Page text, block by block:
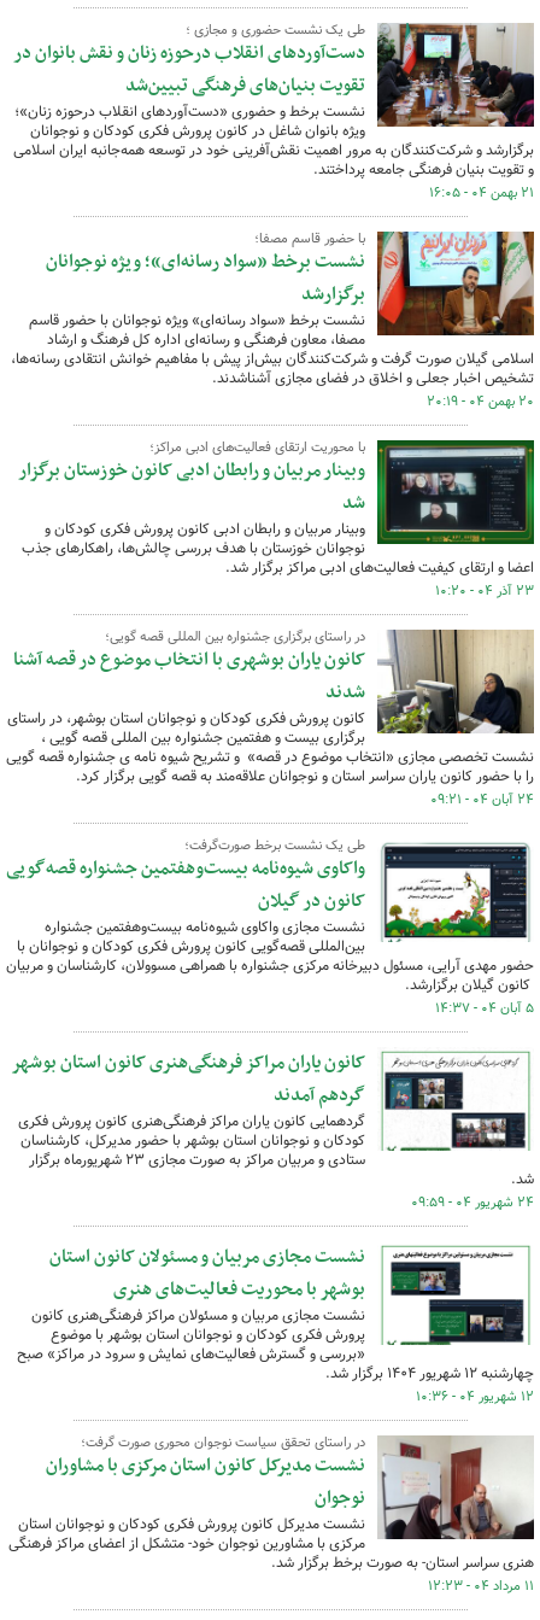
طی یک نشست حضوری و مجازی ؛
دست‌آوردهای انقلاب درحوزه زنان و نقش بانوان در
تقویت بنیان‌های فرهنگی تبیین‌شد
نشست برخط و حضوری «دست‌آوردهای انقلاب درحوزه زنان»؛
ویژه بانوان شاغل در کانون پرورش فکری کودکان و نوجوانان
برگزارشد و شرکت‌کنندگان به مرور اهمیت نقش‌آفرینی خود در توسعه همه‌جانبه ایران اسلامی
و تقویت بنیان فرهنگی جامعه پرداختند.
۲۱ بهمن ۰۴ - ۱۶:۰۵
با حضور قاسم مصفا؛
نشست برخط «سواد رسانه‌ای»؛ ویژه نوجوانان
برگزارشد
نشست برخط «سواد رسانه‌ای» ویژه نوجوانان با حضور قاسم
مصفا، معاون فرهنگی و رسانه‌ای اداره کل فرهنگ و ارشاد
اسلامی گیلان صورت گرفت و شرکت‌کنندگان بیش‌از پیش با مفاهیم خوانش انتقادی رسانه‌ها،
تشخیص اخبار جعلی و اخلاق در فضای مجازی آشناشدند.
۲۰ بهمن ۰۴ - ۲۰:۱۹
با محوریت ارتقای فعالیت‌های ادبی مراکز؛
وبینار مربیان و رابطان ادبی کانون خوزستان برگزار
شد
وبینار مربیان و رابطان ادبی کانون پرورش فکری کودکان و
نوجوانان خوزستان با هدف بررسی چالش‌ها، راهکارهای جذب
اعضا و ارتقای کیفیت فعالیت‌های ادبی مراکز برگزار شد.
۲۳ آذر ۰۴ - ۱۰:۲۰
در راستای برگزاری جشنواره بین المللی قصه گویی؛
کانون یاران بوشهری با انتخاب موضوع در قصه آشنا
شدند
کانون پرورش فکری کودکان و نوجوانان استان بوشهر، در راستای
برگزاری بیست و هفتمین جشنواره بین المللی قصه گویی ،
نشست تخصصی مجازی «انتخاب موضوع در قصه» و تشریح شیوه نامه ی جشنواره قصه گویی
را با حضور کانون یاران سراسر استان و نوجوانان علاقه‌مند به قصه گویی برگزار کرد.
۲۴ آبان ۰۴ - ۰۹:۲۱
طی یک نشست برخط صورت‌گرفت؛
واکاوی شیوه‌نامه بیست‌وهفتمین جشنواره قصه‌گویی
کانون در گیلان
نشست مجازی واکاوی شیوه‌نامه بیست‌وهفتمین جشنواره
بین‌المللی قصه‌گویی کانون پرورش فکری کودکان و نوجوانان با
حضور مهدی آرایی، مسئول دبیرخانه مرکزی جشنواره با همراهی مسوولان، کارشناسان و مربیان
کانون گیلان برگزارشد.
۵ آبان ۰۴ - ۱۴:۳۷
کانون یاران مراکز فرهنگی‌هنری کانون استان بوشهر
گردهم آمدند
گردهمایی کانون یاران مراکز فرهنگی‌هنری کانون پرورش فکری
کودکان و نوجوانان استان بوشهر با حضور مدیرکل، کارشناسان
ستادی و مربیان مراکز به صورت مجازی ۲۳ شهریورماه برگزار
شد.
۲۴ شهریور ۰۴ - ۰۹:۵۹
نشست مجازی مربیان و مسئولان کانون استان
بوشهر با محوریت فعالیت‌های هنری
نشست مجازی مربیان و مسئولان مراکز فرهنگی‌هنری کانون
پرورش فکری کودکان و نوجوانان استان بوشهر با موضوع
«بررسی و گسترش فعالیت‌های نمایش و سرود در مراکز» صبح
چهارشنبه ۱۲ شهریور ۱۴۰۴ برگزار شد.
۱۲ شهریور ۰۴ - ۱۰:۳۶
در راستای تحقق سیاست نوجوان محوری صورت گرفت؛
نشست مدیرکل کانون استان مرکزی با مشاوران
نوجوان
نشست مدیرکل کانون پرورش فکری کودکان و نوجوانان استان
مرکزی با مشاورین نوجوان خود- متشکل از اعضای مراکز فرهنگی
هنری سراسر استان- به صورت برخط برگزار شد.
۱۱ مرداد ۰۴ - ۱۲:۲۳